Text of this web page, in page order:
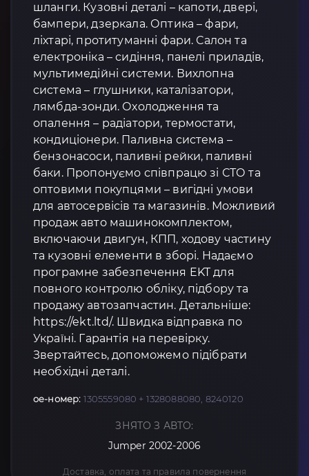
шланги. Кузовні деталі – капоти, двері,
бампери, дзеркала. Оптика – фари,
ліхтарі, протитуманні фари. Салон та
електроніка – сидіння, панелі приладів,
мультимедійні системи. Вихлопна
система – глушники, каталізатори,
лямбда-зонди. Охолодження та
опалення – радіатори, термостати,
кондиціонери. Паливна система –
бензонасоси, паливні рейки, паливні
баки. Пропонуємо співпрацю зі СТО та
оптовими покупцями – вигідні умови
для автосервісів та магазинів. Можливий
продаж авто машинокомплектом,
включаючи двигун, КПП, ходову частину
та кузовні елементи в зборі. Надаємо
програмне забезпечення EKT для
повного контролю обліку, підбору та
продажу автозапчастин. Детальніше:
https://ekt.ltd/. Швидка відправка по
Україні. Гарантія на перевірку.
Звертайтесь, допоможемо підібрати
необхідні деталі.
oe-номер: 1305559080 + 1328088080, 8240120
ЗНЯТО З АВТО:
Jumper 2002-2006
Доставка, оплата та правила повернення